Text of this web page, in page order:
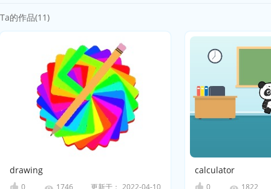
Ta的作品(11)
drawing
0 1746 更新于： 2022-04-10
calculator
0 1822